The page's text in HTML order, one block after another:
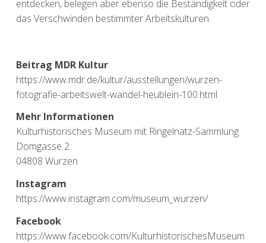
entdecken, belegen aber ebenso die Beständigkeit oder
das Verschwinden bestimmter Arbeitskulturen.
Beitrag MDR Kultur
https://www.mdr.de/kultur/ausstellungen/wurzen-
fotografie-arbeitswelt-wandel-heublein-100.html
Mehr Informationen
Kulturhistorisches Museum mit Ringelnatz-Sammlung
Domgasse 2
04808 Wurzen
Instagram
https://www.instagram.com/museum_wurzen/
Facebook
https://www.facebook.com/KulturhistorischesMuseum